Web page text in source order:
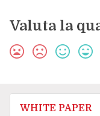
Valuta la
WHITE PAPER